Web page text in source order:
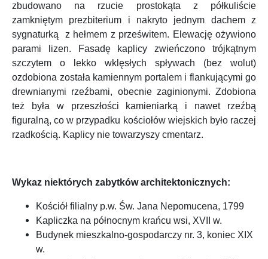
zbudowano na rzucie prostokąta z półkuliście
zamkniętym prezbiterium i nakryto jednym dachem z
sygnaturką z hełmem z prześwitem. Elewację ożywiono
parami lizen. Fasadę kaplicy zwieńczono trójkątnym
szczytem o lekko wklęsłych spływach (bez wolut)
ozdobiona została kamiennym portalem i flankującymi go
drewnianymi rzeźbami, obecnie zaginionymi. Zdobiona
też była w przeszłości kamieniarką i nawet rzeźbą
figuralną, co w przypadku kościołów wiejskich było raczej
rzadkością. Kaplicy nie towarzyszy cmentarz.
Wykaz niektórych zabytków architektonicznych:
Kościół filialny p.w. Św. Jana Nepomucena, 1799
Kapliczka na północnym krańcu wsi, XVII w.
Budynek mieszkalno-gospodarczy nr. 3, koniec XIX
w.